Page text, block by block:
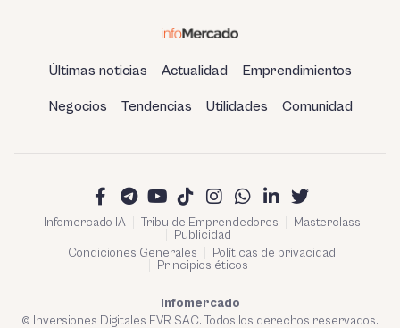
Últimas noticias Actualidad Emprendimientos
Negocios Tendencias Utilidades Comunidad
Infomercado IA Tribu de Emprendedores
Masterclass
Publicidad
Condiciones Generales
Políticas de privacidad
Principios éticos
Infomercado
© Inversiones Digitales FVR SAC. Todos los derechos reservados.